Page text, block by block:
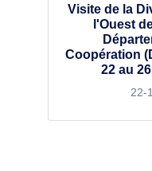
Visite de la
l'Ouest
Coopération
22 au
22-